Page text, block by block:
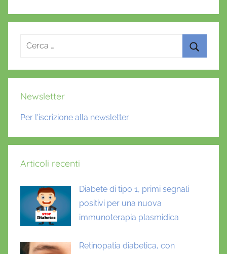
Ricerca
Newsletter
Per l'iscrizione alla newsletter
Articoli recenti
Diabete di tipo 1, primi segnali
positivi per una nuova
immunoterapia plasmidica
Retinopatia diabetica, con